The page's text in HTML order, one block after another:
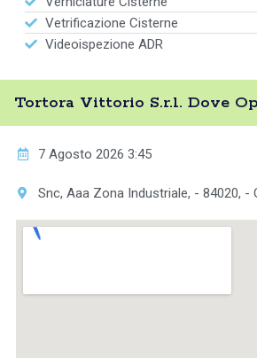
Vetrificazione Cisterne
Videoispezione ADR
Tortora Vittorio S.r.l. Dove
7 Agosto 2026 3:45
Snc, Aaa Zona Industriale, - 84020, -